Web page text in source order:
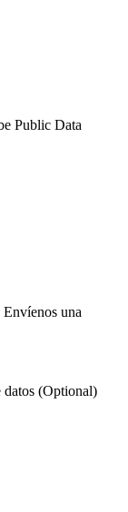
Public Data
Envíenos una
datos (Optional)